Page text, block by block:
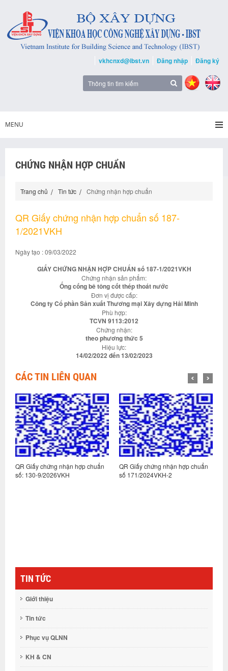
vkhcnxd@ibst.vn Đăng nhập Đăng ký
MENU
CHỨNG NHẬN HỢP CHUẨN
Trang chủ Tin tức Chứng nhận hợp chuẩn
QR Giấy chứng nhận hợp chuẩn số 187-
1/2021VKH
Ngày tạo : 09/03/2022
GIẤY CHỨNG NHẬN HỢP CHUẨN số 187-1/2021VKH
Chứng nhận sản phẩm:
Ống cống bê tông cốt thép thoát nước
Đơn vị được cấp:
Công ty Cổ phần Sản xuất Thương mại Xây dựng Hải Minh
Phù hợp:
TCVN 9113:2012
Chứng nhận:
theo phương thức 5
Hiệu lực:
14/02/2022 đến 13/02/2023
CÁC TIN LIÊN QUAN
QR Giấy chứng nhận hợp chuẩn
số: 130-9/2026VKH
QR Giấy chứng nhận hợp chuẩn
số 171/2024VKH-2
TIN TỨC
Giới thiệu
Tin tức
Phục vụ QLNN
KH & CN